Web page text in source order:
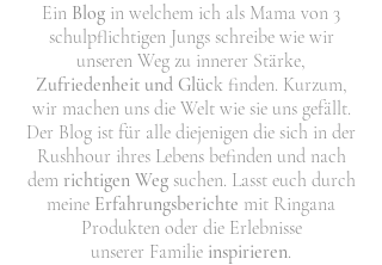
Ein Blog in welchem ich als Mama von 3
schulpflichtigen Jungs schreibe wie wir
unseren Weg zu innerer Stärke,
Zufriedenheit und Glück finden. Kurzum,
wir machen uns die Welt wie sie uns gefällt.
Der Blog ist für alle diejenigen die sich in der
Rushhour ihres Lebens befinden und nach
dem richtigen Wegsuchen. Lasst euch durch
meine Erfahrungsberichte mit Ringana
Produkten oder die Erlebnisse
unserer Familie inspirieren.